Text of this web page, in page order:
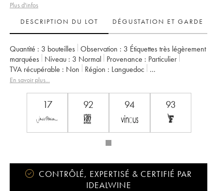
Plus d'infos
DESCRIPTION DU LOT
DÉGUSTATION ET GARDE
Quantité : 3 bouteilles Observation : 3 Étiquettes très légèrement
marquées
Niveau : 3 Normal Provenance : particulier
TVA récupérable :
non Région : Languedoc
Appellation :
En savoir plus...
17 92 94 93
CONTRÔLÉ, EXPERTISÉ & CERTIFIÉ PAR
IDEALWINE